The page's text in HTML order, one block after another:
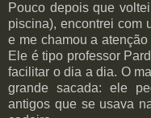
Pouco depois que
piscina), encontrei com
e me chamou a
Ele é tipo professor
facilitar o dia a dia. O
grande sacada: ele
antigos que se usava